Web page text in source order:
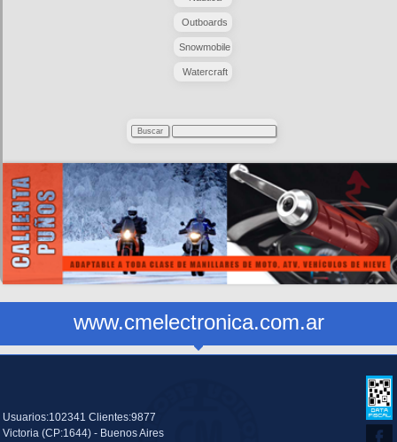
Outboards
Snowmobile
Watercraft
www.cmelectronica.com.ar
Usuarios:102341 Clientes:9877
Victoria (CP:1644) - Buenos Aires